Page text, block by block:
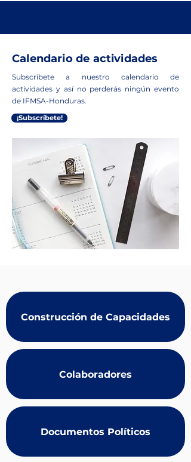
Calendario de actividades
Subscríbete a nuestro calendario de
actividades y así no perderás ningún evento
de IFMSA-Honduras.
¡Subscríbete!
Construcción de Capacidades
Colaboradores
Documentos Políticos